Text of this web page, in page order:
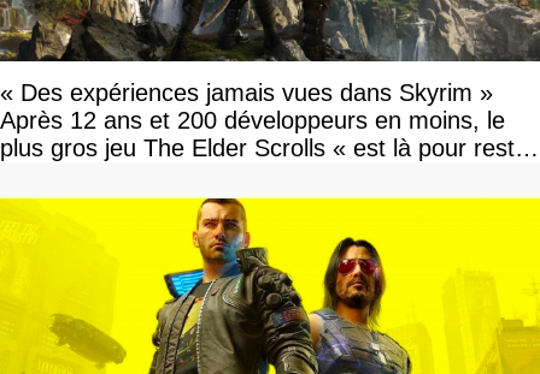
« Des expériences jamais vues dans Skyrim »
Après 12 ans et 200 développeurs en moins, le
plus gros jeu The Elder Scrolls « est là pour rester